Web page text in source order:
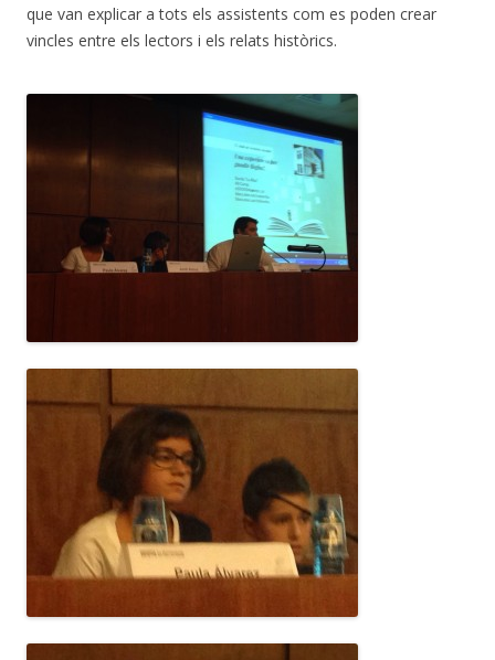
que van explicar a tots els assistents com es poden crear
vincles entre els lectors i els relats històrics.